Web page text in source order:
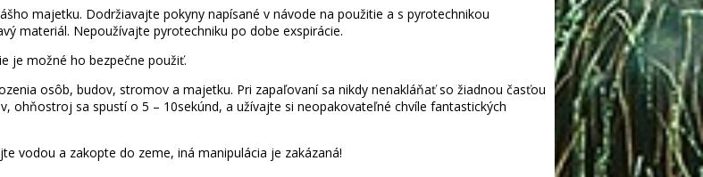
majetku. Dodržiavajte pokyny napísané v návode na použitie a s pyrotechnikou
materiál. Nepoužívajte pyrotechniku po dobe exspirácie.
je možné ho bezpečne použiť.
osôb, budov, stromov a majetku. Pri zapaľovaní sa nikdy nenakláňať so žiadnou časťou
sa spustí o 5 – 10sekúnd, a užívajte si neopakovateľné chvíle fantastických
vodou a zakopte do zeme, iná manipulácia je zakázaná!